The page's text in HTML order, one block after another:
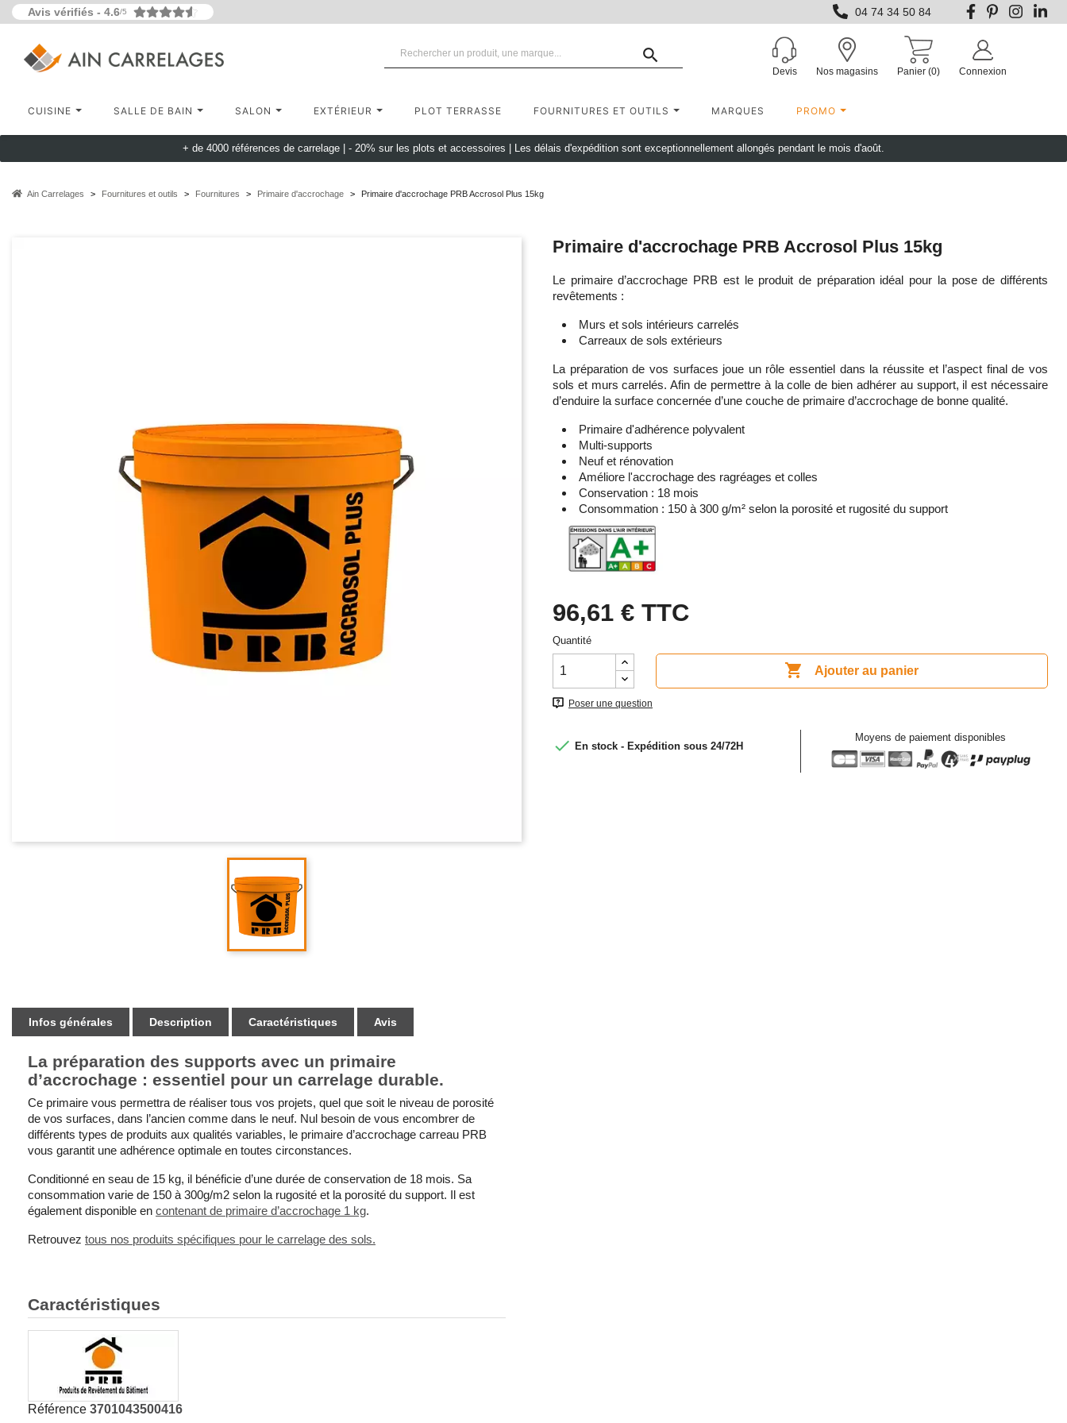
Avis vérifiés - 4.6/5 04 74 34 50 84

Devis Nos magasins Panier (0) Connexion
CUISINE SALLE DE BAIN SALON EXTÉRIEUR PLOT TERRASSE FOURNITURES ET OUTILS MARQUES PROMO
+ de 4000 références de carrelage | - 20% sur les plots et accessoires | Les délais d'expédition sont exceptionnellement allongés pendant le mois d'août.
Ain Carrelages Fournitures et outils Fournitures Primaire d'accrochage Primaire d'accrochage PRB Accrosol Plus 15kg
Primaire d'accrochage PRB Accrosol Plus 15kg
Le primaire d’accrochage PRB est le produit de préparation idéal pour la pose de différents
revêtements :
Murs et sols intérieurs carrelés
Carreaux de sols extérieurs
La préparation de vos surfaces joue un rôle essentiel dans la réussite et l’aspect final de vos
sols et murs carrelés. Afin de permettre à la colle de bien adhérer au support, il est nécessaire
d’enduire la surface concernée d’une couche de primaire d’accrochage de bonne qualité.
Primaire d'adhérence polyvalent
Multi-supports
Neuf et rénovation
Améliore l'accrochage des ragréages et colles
Conservation : 18 mois
Consommation : 150 à 300 g/m² selon la porosité et rugosité du support
96,61 € TTC
Quantité
 Ajouter au panier
Poser une question
 En stock - Expédition sous 24/72H
Moyens de paiement disponibles
Infos générales Description Caractéristiques Avis
La préparation des supports avec un primaire
d’accrochage : essentiel pour un carrelage durable.
Ce primaire vous permettra de réaliser tous vos projets, quel que soit le niveau de porosité
de vos surfaces, dans l’ancien comme dans le neuf. Nul besoin de vous encombrer de
différents types de produits aux qualités variables, le primaire d’accrochage carreau PRB
vous garantit une adhérence optimale en toutes circonstances.
Conditionné en seau de 15 kg, il bénéficie d’une durée de conservation de 18 mois. Sa
consommation varie de 150 à 300g/m2 selon la rugosité et la porosité du support. Il est
également disponible en contenant de primaire d’accrochage 1 kg.
Retrouvez tous nos produits spécifiques pour le carrelage des sols.
Caractéristiques
Référence 3701043500416